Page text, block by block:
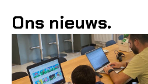
Ons nieuws.
Lees meer